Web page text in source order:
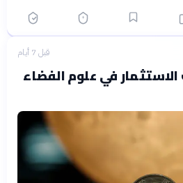
قبل 7 أيام
حيث الاستثمار في علوم الفضاء